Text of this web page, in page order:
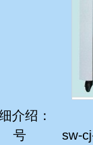
介绍：
号 sw-